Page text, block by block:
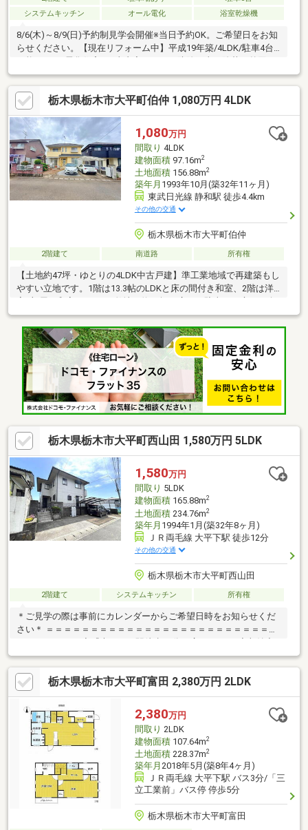
システムキッチン
オール電化 浴室乾燥機
8/6(木)～8/9(日)予約制見学会開催※当日予約OK。ご希望日をお知
らせください。【現在リフォーム中】平成19年築/4LDK/駐車4台
動産物撤去、室内ハウスクリーニング、クロス張替え、トイレ交
換など【おすすめポイント】・返済額や融資可能額など、お客様
のご希望に合わせてご提案。住宅ローンが初めての方でもお気軽
にご相談ください・シロアリ防除工事施工後5年間保証【周辺施
設】・大平中央小学校まで約1100ｍ（徒歩約14分）・大平南中学
校まで約500ｍ（徒歩約7分）
栃木県栃木市大平町伯仲 1,080万円 4LDK
1,080万円
間取り 4LDK
建物面積97.16m2
土地面積156.88m2
築年月 1993年10月(築32年11ヶ月)
東武日光線 静和駅 徒歩4.4km
その他の交通
栃木県栃木市大平町伯仲
2階建て 南道路 所有権
【土地約47坪・ゆとりの4LDK中古戸建】準工業地域で再建築もし
やすい立地です。1階は13.3帖のLDKと床の間付き和室、2階は洋
裕があります。お気軽にお問い合わせください。告知事項あり。
栃木県栃木市大平町西山田 1,580万円 5LDK
1,580万円
間取り 5LDK
建物面積165.88m2
土地面積234.76m2
築年月 1994年1月(築32年8ヶ月)
ＪＲ両毛線 大平下駅 徒歩12分
その他の交通
栃木県栃木市大平町西山田
2階建て システムキッチン 所有権
＊ご見学の際は事前にカレンダーからご希望日時をお知らせくだ
さい＊ ＝＝＝＝＝＝＝＝＝＝＝＝＝＝＝＝＝＝＝＝＝＝＝＝＝＝
実♪駐車場３台可！（車種による）◆土日祝は現地内覧会実施中
の現場多数ございます。◆住宅ローンの無料相談行っています。
→インターネットでは検索しきれない細かなプランご提案いたし
ます。 →弊社営業スタッフが、お客様の疑問に丁寧にお答えしま
す。 【シェアパーク、パークホームグループ】 ◆都内、埼玉県に
複数店舗ございます。◆エリア問わず多数の情報のご紹介が可能
です。
栃木県栃木市大平町富田 2,380万円 2LDK
2,380万円
間取り 2LDK
建物面積107.64m2
土地面積228.37m2
築年月 2018年5月(築8年4ヶ月)
ＪＲ両毛線 大平下駅 バス3分/「三
立工業前」バス停 停歩5分
栃木県栃木市大平町富田